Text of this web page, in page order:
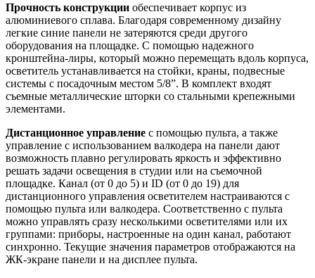
Прочность конструкции обеспечивает корпус из
алюминиевого сплава. Благодаря современному дизайну
легкие синие панели не затеряются среди другого
оборудования на площадке. С помощью надежного
кронштейна-лиры, который можно перемещать вдоль корпуса,
осветитель устанавливается на стойки, краны, подвесные
системы с посадочным местом 5/8”. В комплект входят
съемные металлические шторки со стальными крепежными
элементами.
Дистанционное управление с помощью пульта, а также
управление с использованием валкодера на панели дают
возможность плавно регулировать яркость и эффективно
решать задачи освещения в студии или на съемочной
площадке. Канал (от 0 до 5) и ID (от 0 до 19) для
дистанционного управления осветителем настраиваются с
помощью пульта или валкодера. Соответственно с пульта
можно управлять сразу несколькими осветителями или их
группами: приборы, настроенные на один канал, работают
синхронно. Текущие значения параметров отображаются на
ЖК-экране панели и на дисплее пульта.